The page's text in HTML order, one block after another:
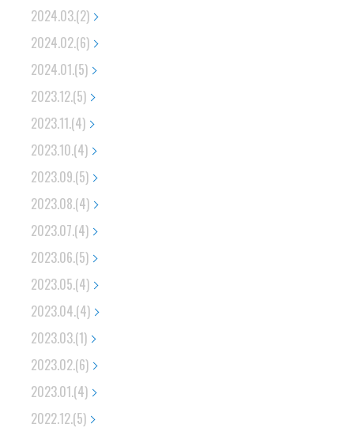
2024.03.(2)
2024.02.(6)
2024.01.(5)
2023.12.(5)
2023.11.(4)
2023.10.(4)
2023.09.(5)
2023.08.(4)
2023.07.(4)
2023.06.(5)
2023.05.(4)
2023.04.(4)
2023.03.(1)
2023.02.(6)
2023.01.(4)
2022.12.(5)